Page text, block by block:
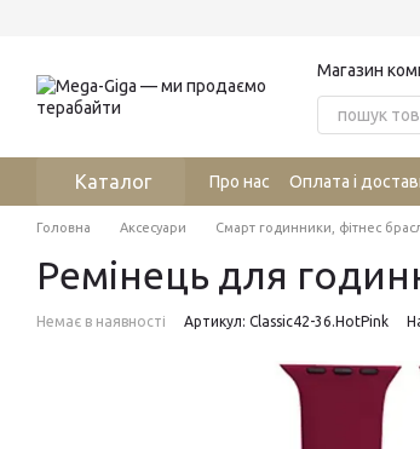
Магазин
Каталог Про нас Оплата і
Головна Аксесуари Смарт годинники, фітнес
Ремінець для
Немає в наявності Артикул: Classic42-36.HotPink